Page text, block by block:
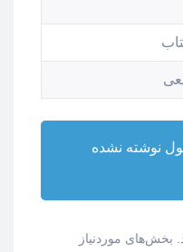
نوشته نشده
بخش‌های موردنیاز